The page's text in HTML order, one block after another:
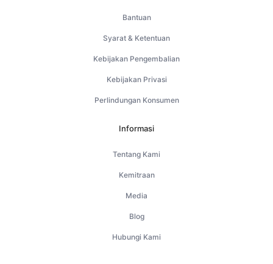
Bantuan
Syarat & Ketentuan
Kebijakan Pengembalian
Kebijakan Privasi
Perlindungan Konsumen
Informasi
Tentang Kami
Kemitraan
Media
Blog
Hubungi Kami